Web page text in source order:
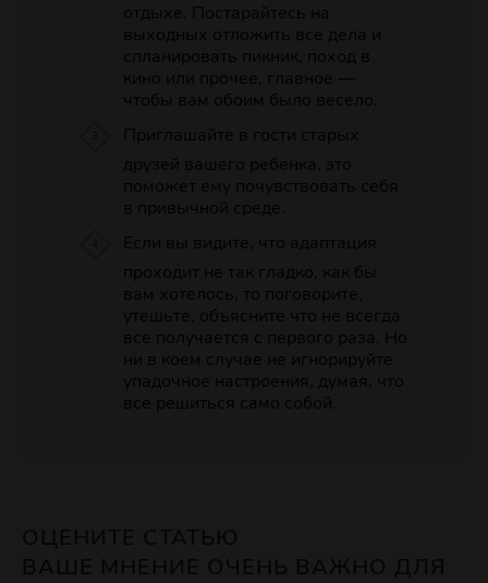
отдыхе. Постарайтесь на
выходных отложить все дела и
спланировать пикник, поход в
кино или прочее, главное —
чтобы вам обоим было весело.
Приглашайте в гости старых
друзей вашего ребенка, это
поможет ему почувствовать себя
в привычной среде.
Если вы видите, что адаптация
проходит не так гладко, как бы
вам хотелось, то поговорите,
утешьте, объясните что не всегда
все получается с первого раза. Но
ни в коем случае не игнорируйте
упадочное настроения, думая, что
все решиться само собой.